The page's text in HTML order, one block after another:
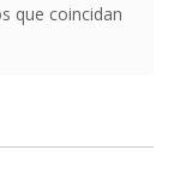
que coincidan